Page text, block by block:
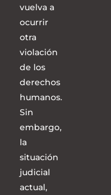
vuelva a
ocurrir
otra
violación
de los
derechos
humanos.
Sin
embargo,
la
situación
judicial
actual,